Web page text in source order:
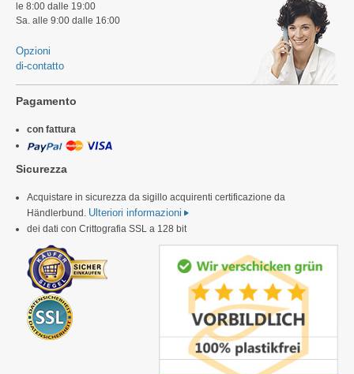
le 8:00 dalle 19:00
Sa. alle 9:00 dalle 16:00
Opzioni
di-contatto
Pagamento
con fattura
Sicurezza
Acquistare in sicurezza da sigillo acquirenti certificazione da
Händlerbund. Ulteriori informazioni
dei dati con Crittografia SSL a 128 bit